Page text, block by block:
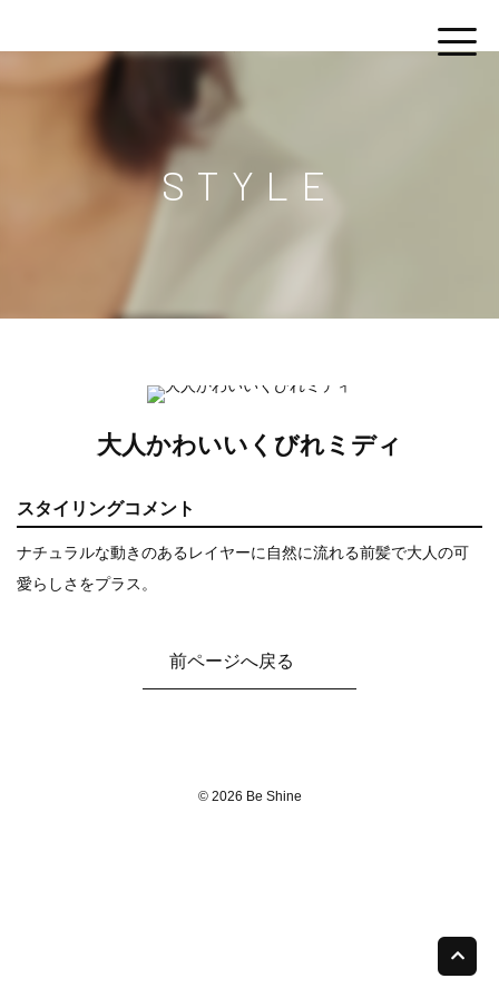
STYLE
大人かわいいくびれミディ
スタイリングコメント
ナチュラルな動きのあるレイヤーに自然に流れる前髪で大人の可
愛らしさをプラス。
前ページへ戻る
© 2026 Be Shine